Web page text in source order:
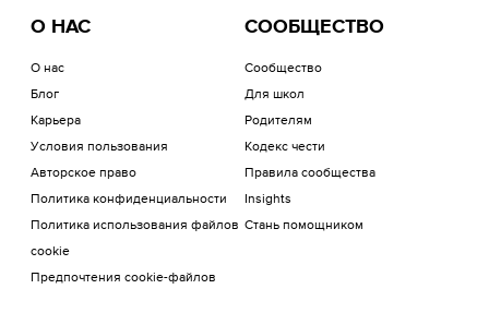
О НАС
О нас
Блог
Карьера
Условия пользования
Авторское право
Политика конфиденциальности
Политика использования файлов
cookie
Предпочтения cookie-файлов
СООБЩЕСТВО
Сообщество
Для школ
Родителям
Кодекс чести
Правила сообщества
Insights
Стань помощником